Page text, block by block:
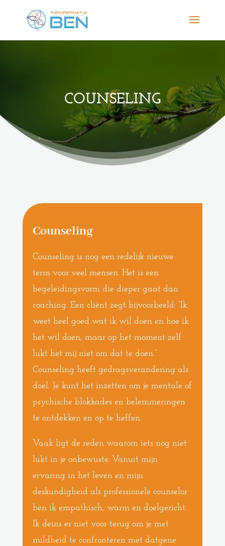
COUNSELING
Counseling
Counseling is nog een redelijk nieuwe
term voor veel mensen. Het is een
begeleidingsvorm die dieper gaat dan
coaching. Een cliënt zegt bijvoorbeeld: “Ik
weet heel goed wat ik wil doen en hoe ik
het wil doen, maar op het moment zelf
lukt het mij niet om dat te doen.”
Counseling heeft gedragsverandering als
doel. Je kunt het inzetten om je mentale of
psychische blokkades en belemmeringen
te ontdekken en op te heffen.
Vaak ligt de reden waarom iets nog niet
lukt in je onbewuste. Vanuit mijn
ervaring in het leven en mijn
deskundigheid als professionele counselor
ben ik empathisch, warm en doelgericht.
Ik deins er niet voor terug om je met
mildheid te confronteren met datgene